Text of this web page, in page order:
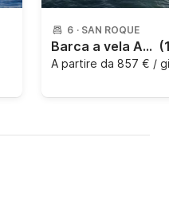
6 · SAN ROQUE
Barca a vela Abekin Rasmussen yawl año 1951 12m
A partire da 857 € /